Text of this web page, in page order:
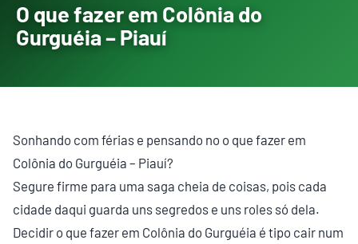
O que fazer em Colônia do
Gurguéia – Piauí
Sonhando com férias e pensando no o que fazer em
Colônia do Gurguéia – Piauí?
Segure firme para uma saga cheia de coisas, pois cada
cidade daqui guarda uns segredos e uns roles só dela.
Decidir o que fazer em Colônia do Gurguéia é tipo cair num